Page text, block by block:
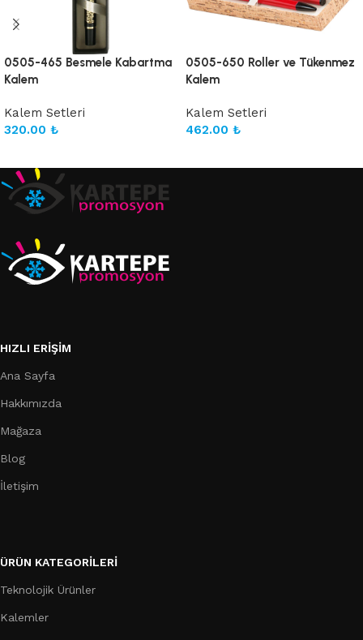
0505-465 Besmele Kabartma
Kalem
Kalem Setleri
320.00 ₺
0505-650 Roller ve Tükenmez
Kalem
Kalem Setleri
462.00 ₺
HIZLI ERIŞIM
Ana Sayfa
Hakkımızda
Mağaza
Blog
İletişim
ÜRÜN KATEGORILERI
Teknolojik Ürünler
Kalemler